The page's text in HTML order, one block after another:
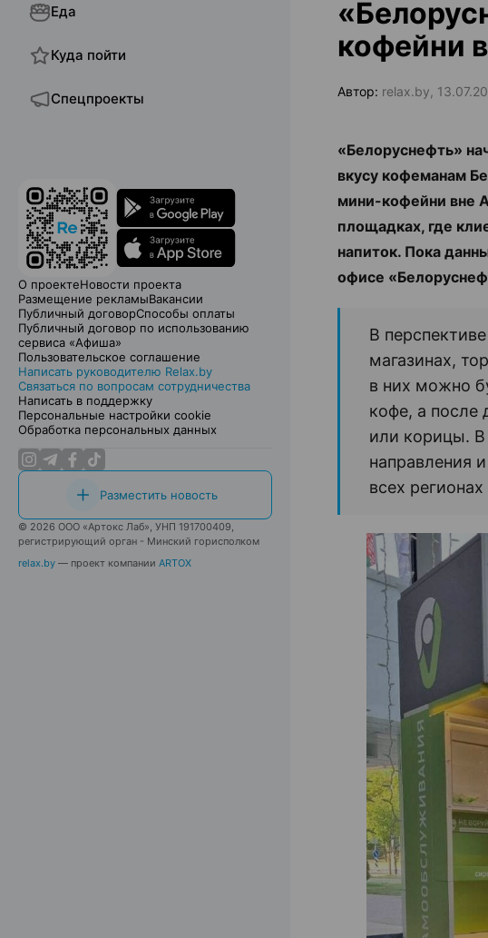
Еда
Куда пойти
Спецпроекты
О проектеНовости проекта
Размещение рекламыВакансии
Публичный договорСпособы оплаты
Публичный договор по использованию
сервиса «Афиша»
Пользовательское соглашение
Написать руководителю Relax.by
Связаться по вопросам сотрудничества
Написать в поддержку
Персональные настройки cookie
Обработка персональных данных
Разместить новость
© 2026 ООО «Артокс Лаб», УНП 191700409,
регистрирующий орган - Минский горисполком
relax.by — проект компании ARTOX
кофейни
Автор: relax.by,
«Белоруснефть»
вкусу кофеманам
мини-кофейни вне
площадках, где
напиток. Пока
офисе
В
магазинах,
в них можно
кофе, а после
или корицы. В
направления
всех